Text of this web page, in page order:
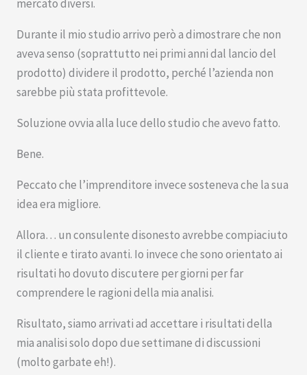
mercato diversi.
Durante il mio studio arrivo però a dimostrare che non
aveva senso (soprattutto nei primi anni dal lancio del
prodotto) dividere il prodotto, perché l’azienda non
sarebbe più stata profittevole.
Soluzione ovvia alla luce dello studio che avevo fatto.
Bene.
Peccato che l’imprenditore invece sosteneva che la sua
idea era migliore.
Allora… un consulente disonesto avrebbe compiaciuto
il cliente e tirato avanti. Io invece che sono orientato ai
risultati ho dovuto discutere per giorni per far
comprendere le ragioni della mia analisi.
Risultato, siamo arrivati ad accettare i risultati della
mia analisi solo dopo due settimane di discussioni
(molto garbate eh!).